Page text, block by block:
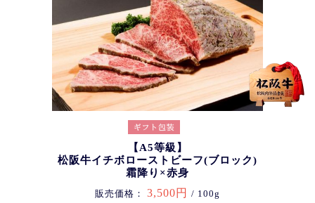
【A5等級】
松阪牛イチボローストビーフ(ブロック)
霜降り×赤身
販売価格： 3,500円 / 100g